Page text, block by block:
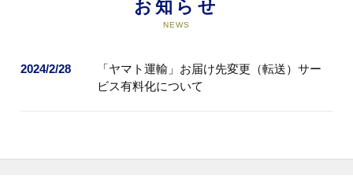
お知らせ
NEWS
2024/2/28
「ヤマト運輸」お届け先変更（転送）サー
ビス有料化について